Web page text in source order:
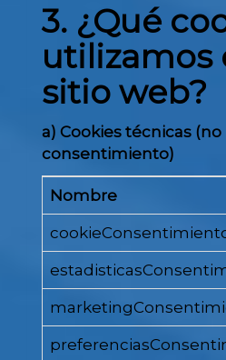
3. ¿Qué
utilizamos
sitio web?
a) Cookies técnicas
consentimiento)
Nombre